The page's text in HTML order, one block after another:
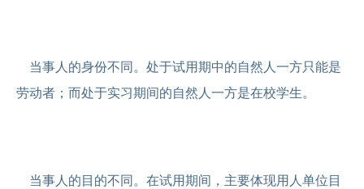
当事人的身份不同。处于试用期中的自然人一方只能是
劳动者；而处于实习期间的自然人一方是在校学生。
当事人的目的不同。在试用期间，主要体现用人单位目